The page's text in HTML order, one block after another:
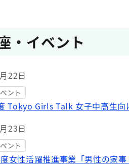
・イベント
22日
ント
Tokyo Girls Talk 女子中高生向
23日
ント
女性活躍推進事業「男性の家